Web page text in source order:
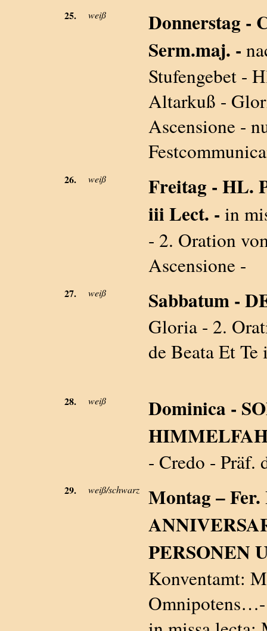
25. weiß
Donnerstag -
Serm.maj. -
Stufengebet -
Altarkuß -
Ascensione -
26. weiß
Freitag - HL.
iii Lect. - in
- 2. Oration
Ascensione -
27. weiß Sabbatum -
Gloria - 2.
de Beata Et
28. weiß
Dominica -
- Credo - Präf.
29. weiß/schwarz
Montag –
PERSONEN
Konventamt: